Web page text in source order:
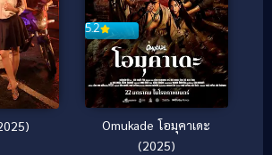
5.2
Omukade โอมุคาเดะ
(2025)